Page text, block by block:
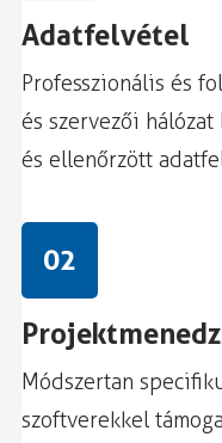
Adatfelvétel
Professzionális és
és szervezői
és ellenőrzött
02
Módszertan
szoftverekkel